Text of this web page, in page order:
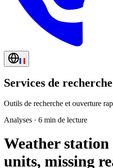
Services de recherche
Outils de recherche et ouverture
Analyses · 6 min de lecture
Weather station
units, missing